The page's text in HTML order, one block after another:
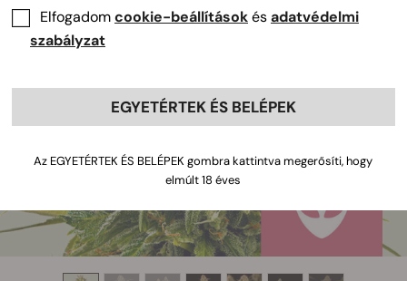
Elfogadomcookie-beállításokésadatvédelmi
szabályzat
EGYETÉRTEK ÉS BELÉPEK
Az EGYETÉRTEK ÉS BELÉPEK gombra kattintva megerősíti, hogy
elmúlt 18 éves